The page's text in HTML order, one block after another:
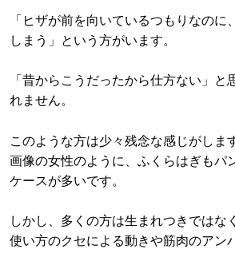
「ヒザが前を向いているつもりなのに
しまう」という方がいます。
「昔からこうだったから仕方ない」と
れません。
このような方は少々残念な感じがしま
画像の女性のように、ふくらはぎもパ
ケースが多いです。
しかし、多くの方は生まれつきではな
使い方のクセによる動きや筋肉のアン